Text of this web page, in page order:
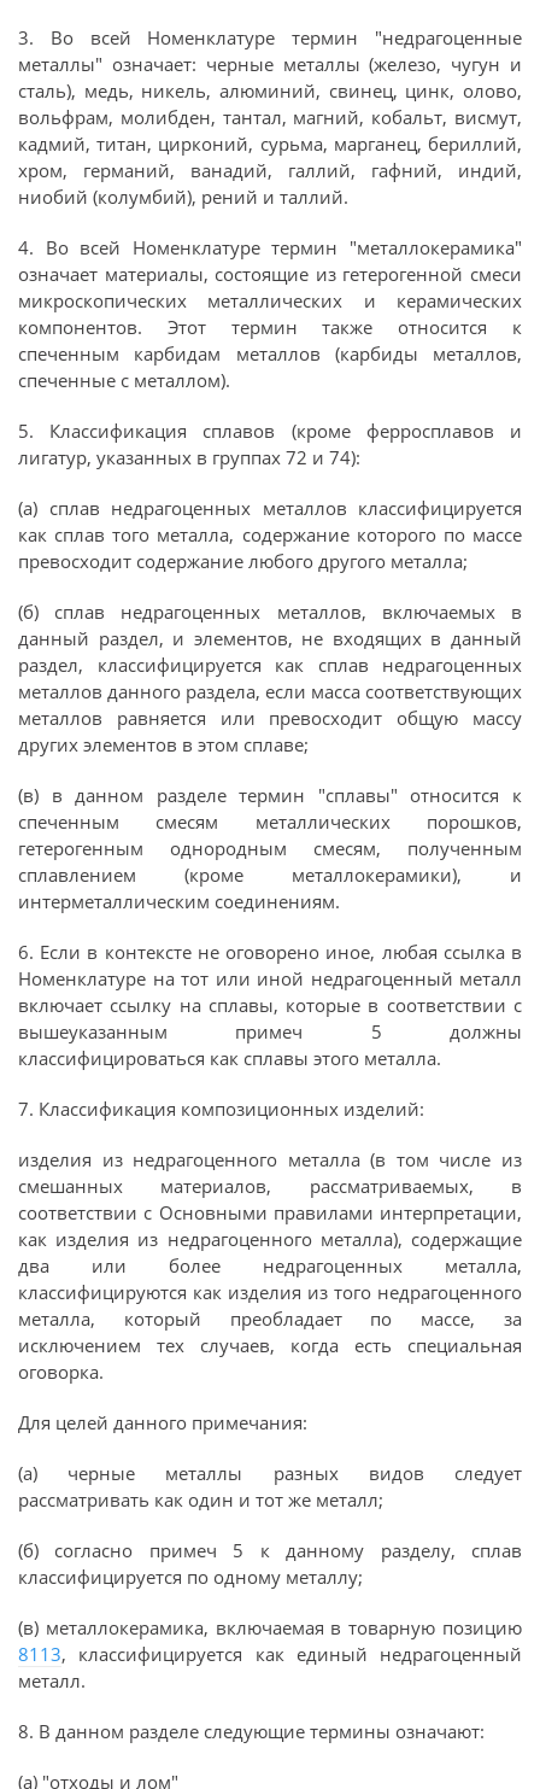
3. Во всей Номенклатуре термин "недрагоценные
металлы" означает: черные металлы (железо, чугун и
сталь), медь, никель, алюминий, свинец, цинк, олово,
вольфрам, молибден, тантал, магний, кобальт, висмут,
кадмий, титан, цирконий, сурьма, марганец, бериллий,
хром, германий, ванадий, галлий, гафний, индий,
ниобий (колумбий), рений и таллий.
4. Во всей Номенклатуре термин "металлокерамика"
означает материалы, состоящие из гетерогенной смеси
микроскопических металлических и керамических
компонентов. Этот термин также относится к
спеченным карбидам металлов (карбиды металлов,
спеченные с металлом).
5. Классификация сплавов (кроме ферросплавов и
лигатур, указанных в группах 72 и 74):
(а) сплав недрагоценных металлов классифицируется
как сплав того металла, содержание которого по массе
превосходит содержание любого другого металла;
(б) сплав недрагоценных металлов, включаемых в
данный раздел, и элементов, не входящих в данный
раздел, классифицируется как сплав недрагоценных
металлов данного раздела, если масса соответствующих
металлов равняется или превосходит общую массу
других элементов в этом сплаве;
(в) в данном разделе термин "сплавы" относится к
спеченным смесям металлических порошков,
гетерогенным однородным смесям, полученным
сплавлением (кроме металлокерамики), и
интерметаллическим соединениям.
6. Если в контексте не оговорено иное, любая ссылка в
Номенклатуре на тот или иной недрагоценный металл
включает ссылку на сплавы, которые в соответствии с
вышеуказанным примеч 5 должны
классифицироваться как сплавы этого металла.
7. Классификация композиционных изделий:
изделия из недрагоценного металла (в том числе из
смешанных материалов, рассматриваемых, в
соответствии с Основными правилами интерпретации,
как изделия из недрагоценного металла), содержащие
два или более недрагоценных металла,
классифицируются как изделия из того недрагоценного
металла, который преобладает по массе, за
исключением тех случаев, когда есть специальная
оговорка.
Для целей данного примечания:
(а) черные металлы разных видов следует
рассматривать как один и тот же металл;
(б) согласно примеч 5 к данному разделу, сплав
классифицируется по одному металлу;
(в) металлокерамика, включаемая в товарную позицию
8113, классифицируется как единый недрагоценный
металл.
8. В данном разделе следующие термины означают:
(а) "отходы и лом"